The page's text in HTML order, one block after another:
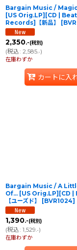
Bargain Music /
[US Orig.LP][CD |
Records]【新品】
[
2,350.-(税別)
(税込: 2,585.-)
在庫わずか
カートに入
Bargain Music / A
Of... [US Orig.LP][CD
【ユーズド】
[BVR1024]
1,390.-(税別)
(税込: 1,529.-)
在庫わずか